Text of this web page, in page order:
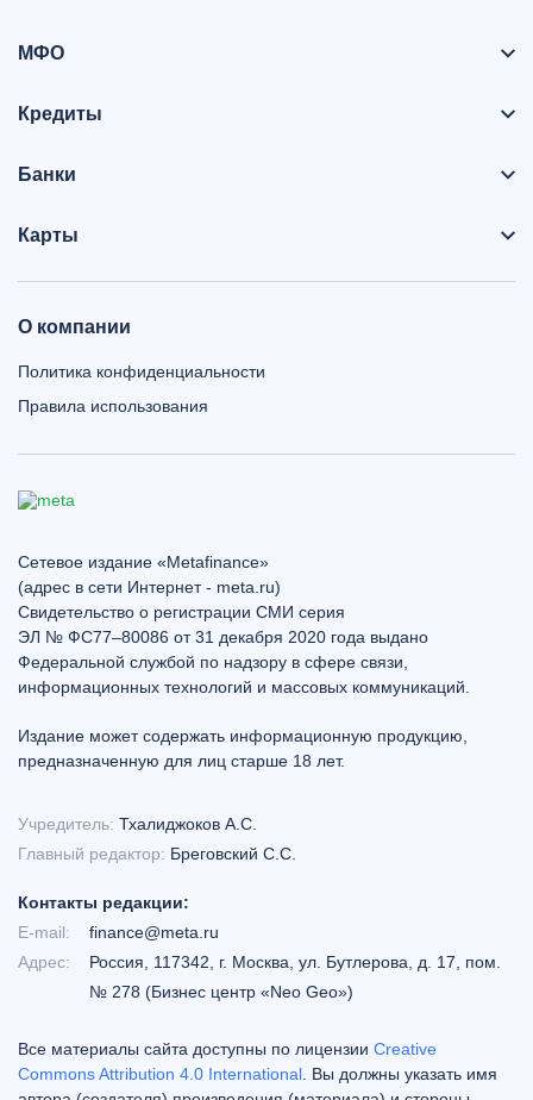
МФО
Кредиты
Банки
Карты
О компании
Политика конфиденциальности
Правила использования
Сетевое издание «Metafinance»
(адрес в сети Интернет - meta.ru)
Свидетельство о регистрации СМИ серия
ЭЛ № ФС77–80086 от 31 декабря 2020 года выдано
Федеральной службой по надзору в сфере связи,
информационных технологий и массовых коммуникаций.
Издание может содержать информационную продукцию,
предназначенную для лиц старше 18 лет.
Учредитель: Тхалиджоков А.С.
Главный редактор: Бреговский С.С.
Контакты редакции:
E-mail:
finance@meta.ru
Адрес:
Россия, 117342, г. Москва, ул. Бутлерова, д. 17, пом.
№ 278 (Бизнес центр «Neo Geo»)
Все материалы сайта доступны по лицензии Creative
Commons Attribution 4.0 International . Вы должны указать имя